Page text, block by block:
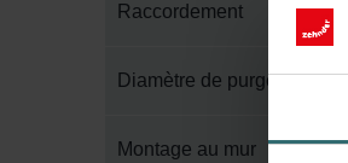
Raccordement
Diamètre de purge
Montage au mur